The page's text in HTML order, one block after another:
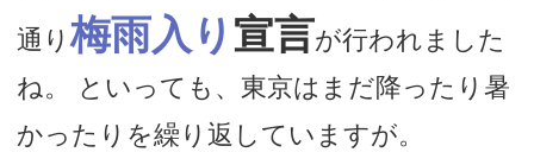
アフィリエイトをご検討の皆様へ。
通り梅雨入り 宣言が行われました
ね。 といっても、東京はまだ降ったり暑
かったりを繰り返していますが。